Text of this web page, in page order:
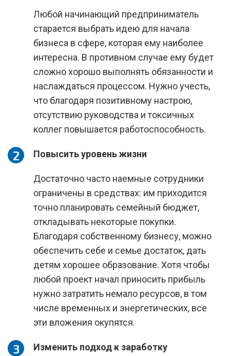
Любой начинающий предприниматель
старается выбрать идею для начала
бизнеса в сфере, которая ему наиболее
интересна. В противном случае ему будет
сложно хорошо выполнять обязанности и
наслаждаться процессом. Нужно учесть,
что благодаря позитивному настрою,
отсутствию руководства и токсичных
коллег повышается работоспособность.
Повысить уровень жизни
Достаточно часто наемные сотрудники
ограничены в средствах: им приходится
точно планировать семейный бюджет,
откладывать некоторые покупки.
Благодаря собственному бизнесу, можно
обеспечить себе и семье достаток, дать
детям хорошее образование. Хотя чтобы
любой проект начал приносить прибыль
нужно затратить немало ресурсов, в том
числе временных и энергетических, все
эти вложения окупятся.
Изменить подход к заработку